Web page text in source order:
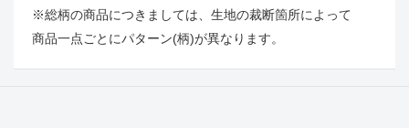
※総柄の商品につきましては、生地の裁断箇所によって
商品一点ごとにパターン(柄)が異なります。